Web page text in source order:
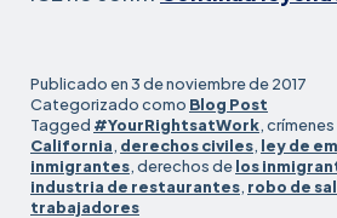
Publicado en3 de noviembre de 2017
Categorizado como Blog Post
Tagged #YourRightsatWork,
California, derechos civiles, ley de
inmigrantes, derechos delos
industria de restaurantes, robo de
trabajadores